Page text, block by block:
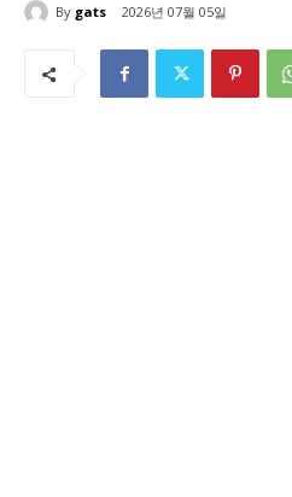
By gats 2026년 07월 05일